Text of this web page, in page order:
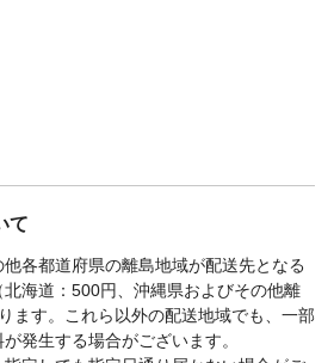
て
各都道府県の離島地域が配送先となる
海道：500円、沖縄県およびその他離
ます。これら以外の配送地域でも、一部
発生する場合がございます。